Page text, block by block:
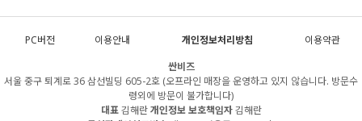
PC버전 이용안내 개인정보처리방침
이용약관
싼비즈
서울 중구 퇴계로 36 삼선빌딩 605-2호 (오프라인 매장을 운영하고 있지 않습니다. 방문수
령외에 방문이 불가합니다)
대표김해란개인정보 보호책임자김해란